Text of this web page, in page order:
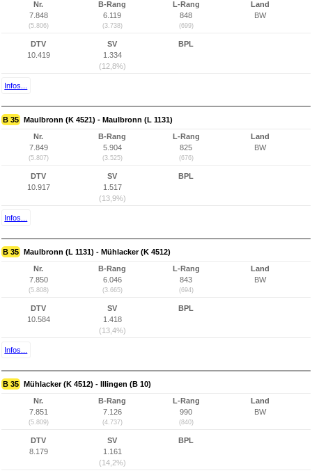
Nr.
7.848
(5.806)
B-Rang
6.119
(3.738)
L-Rang
848
(699)
Land
BW
DTV
10.419
SV
1.334
(12,8%)
BPL
Infos...
B 35 Maulbronn (K 4521) - Maulbronn (L 1131)
Nr.
7.849
(5.807)
B-Rang
5.904
(3.525)
L-Rang
825
(676)
Land
BW
DTV
10.917
SV
1.517
(13,9%)
BPL
Infos...
B 35 Maulbronn (L 1131) - Mühlacker (K 4512)
Nr.
7.850
(5.808)
B-Rang
6.046
(3.665)
L-Rang
843
(694)
Land
BW
DTV
10.584
SV
1.418
(13,4%)
BPL
Infos...
B 35 Mühlacker (K 4512) - Illingen (B 10)
Nr.
7.851
(5.809)
B-Rang
7.126
(4.737)
L-Rang
990
(840)
Land
BW
DTV
8.179
SV
1.161
(14,2%)
BPL